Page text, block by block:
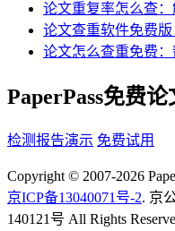
论文重复率怎么查
论文查重软件免费
论文怎么查重免费
PaperPass免费论
检测报告演示 免费试用
Copyright © 2007-2026
京ICP备13040071号-2. 京
140121号 All Rights